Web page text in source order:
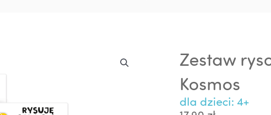
Zestaw
Kosmos
dla dzieci: 4+